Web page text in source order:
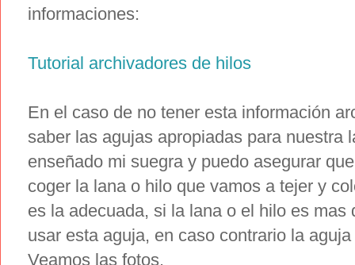
informaciones:
Tutorial archivadores de hilos
En el caso de no tener esta información
saber las agujas apropiadas para nuestra
enseñado mi suegra y puedo asegurar
coger la lana o hilo que vamos a tejer y
es la adecuada, si la lana o el hilo es
usar esta aguja, en caso contrario la
Veamos las fotos.